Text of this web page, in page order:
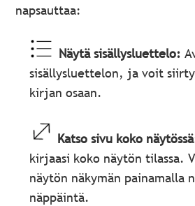
napsauttaa:
Näytä sisällysluettelo:
sisällysluettelon, ja voit
kirjan osaan.
Katso sivu koko
kirjaasi koko näytön tilassa.
näytön näkymän painamalla
näppäintä.